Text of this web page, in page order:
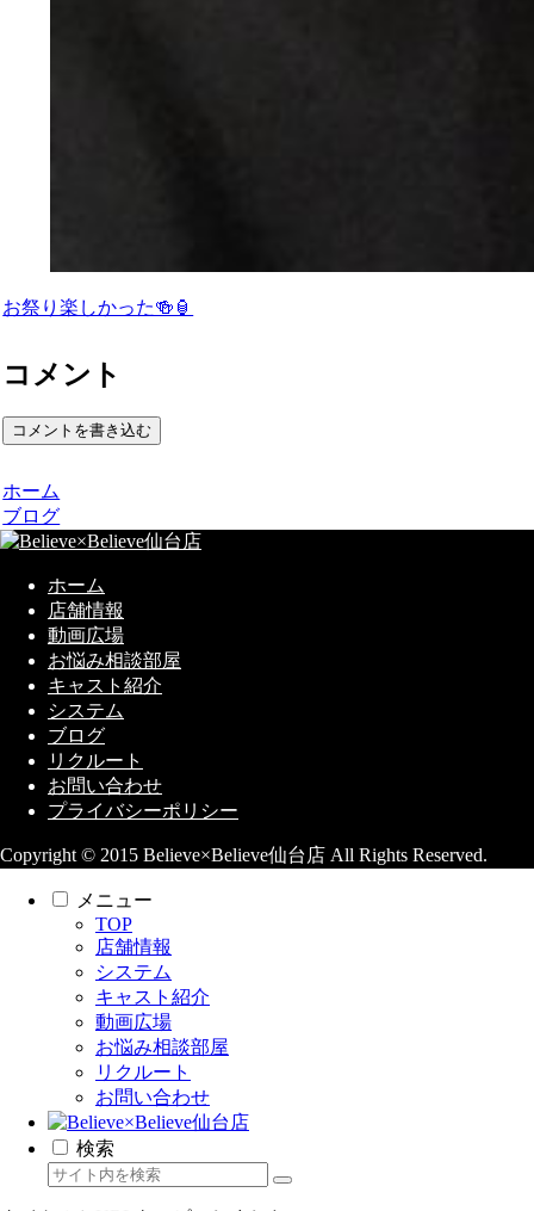
お祭り楽しかった🍻🏮
コメント
コメントを書き込む
ホーム
ブログ
ホーム
店舗情報
動画広場
お悩み相談部屋
キャスト紹介
システム
ブログ
リクルート
お問い合わせ
プライバシーポリシー
Copyright © 2015 Believe×Believe仙台店 All Rights Reserved.
メニュー
TOP
店舗情報
システム
キャスト紹介
動画広場
お悩み相談部屋
リクルート
お問い合わせ
検索